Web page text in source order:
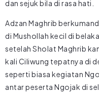
dan sejuk bila di rasa hati.
Adzan Maghrib
di Mushollah kecil di
setelah Sholat Maghrib
kali Ciliwung tepatnya di
seperti biasa kegiatan
antar peserta Ngojak di